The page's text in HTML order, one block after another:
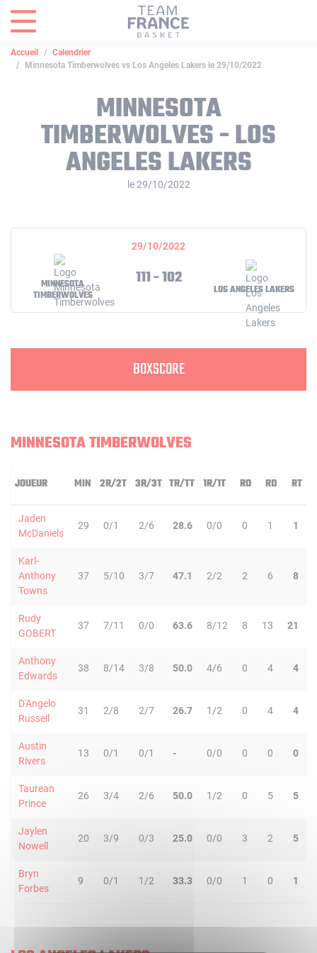
Accueil
Calendrier
Minnesota Timberwolves vs Los Angeles Lakers le 29/10/2022
MINNESOTA
TIMBERWOLVES - LOS
ANGELES LAKERS
le 29/10/2022
29/10/2022
MINNESOTA
TIMBERWOLVES
111 - 102
LOS ANGELES LAKERS
BOXSCORE
MINNESOTA TIMBERWOLVES
JOUEUR MIN 2R/2T 3R/3T TR/TT 1R/1T RO RD RT
Jaden
McDaniels
29 0/1 2/6 28.6 0/0 0 1 1
Karl-
Anthony
Towns
37 5/10 3/7 47.1 2/2 2 6 8
Rudy
GOBERT
37 7/11 0/0 63.6 8/12 8 13 21
Anthony
Edwards
38 8/14 3/8 50.0 4/6 0 4 4
D'Angelo
Russell
31 2/8 2/7 26.7 1/2 0 4 4
Austin
Rivers
13 0/1 0/1 - 0/0 0 0 0
Taurean
Prince
26 3/4 2/6 50.0 1/2 0 5 5
Jaylen
Nowell
20 3/9 0/3 25.0 0/0 3 2 5
Bryn
Forbes
9 0/1 1/2 33.3 0/0 1 0 1
Panneau de gestion des cookies